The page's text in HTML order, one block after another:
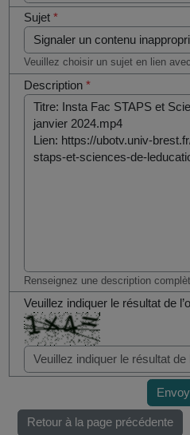
Sujet*
Veuillez choisir un sujet en lien
Description*
Renseignez une description
Veuillez indiquer le résultat de
Retour à la page précédente